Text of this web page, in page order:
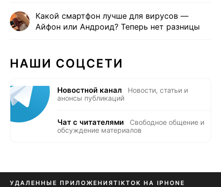
Какой смартфон лучше для вирусов —
Айфон или Андроид? Теперь нет разницы
НАШИ СОЦСЕТИ
Новостной канал
Новости, статьи и
анонсы публикаций
Чат с читателями
Свободное общение и
обсуждение материалов
УДАЛЕННЫЕ ПРИЛОЖЕНИЯTIKTOK НА IPHONE